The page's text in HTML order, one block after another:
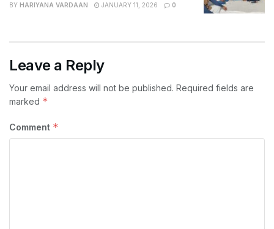
BY HARIYANA VARDAAN JANUARY 11, 2026 0
Leave a Reply
Your email address will not be published. Required fields are
marked *
Comment *